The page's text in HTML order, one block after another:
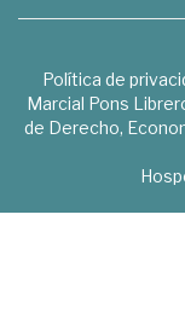
Política de
Marcial Pons
de Derecho,